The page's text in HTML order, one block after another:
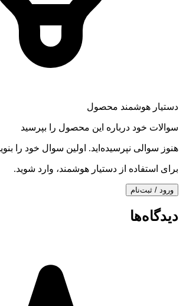
دستیار هوشمند محصول
سوالات خود درباره این محصول را بپرسید
هنوز سوالی نپرسیده‌اید. اولین سوال خود را
برای استفاده از دستیار هوشمند، وارد شوید.
ورود / ثبت‌نام
دیدگاه‌ها